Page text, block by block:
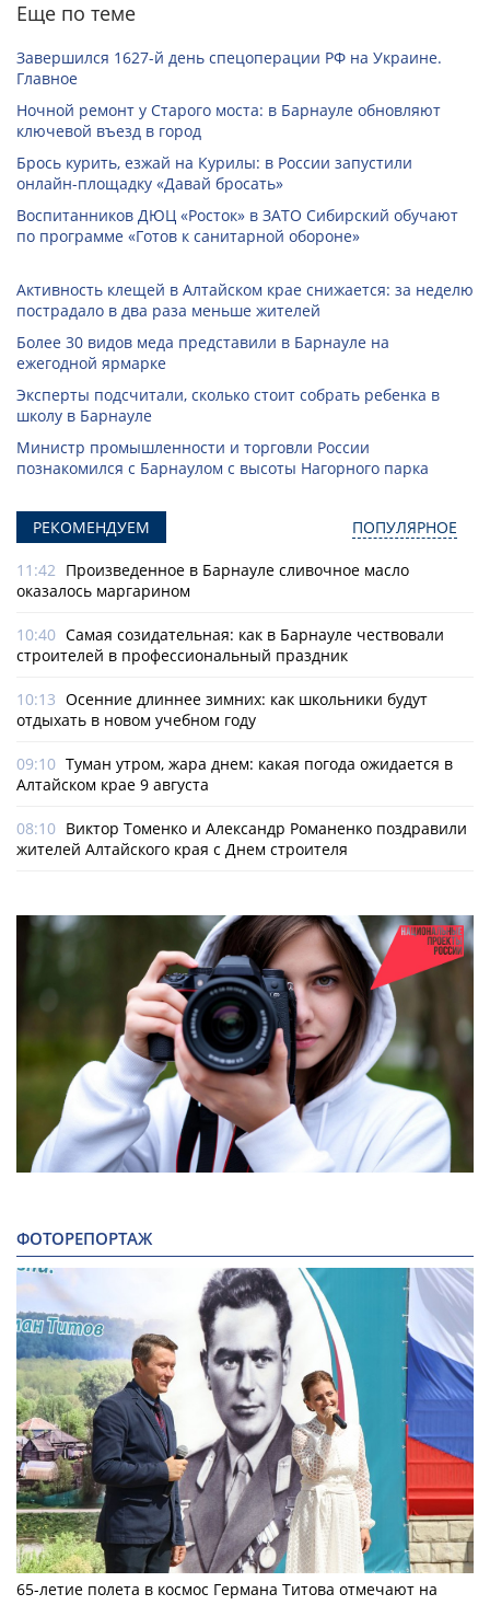
Еще по теме
Завершился 1627-й день спецоперации РФ на Украине.
Главное
Ночной ремонт у Старого моста: в Барнауле обновляют
ключевой въезд в город
Брось курить, езжай на Курилы: в России запустили
онлайн-­площадку «Давай бросать»
Воспитанников ДЮЦ «Росток» в ЗАТО Сибирский обучают
по программе «Готов к санитарной обороне»
Активность клещей в Алтайском крае снижается: за неделю
пострадало в два раза меньше жителей
Более 30 видов меда представили в Барнауле на
ежегодной ярмарке
Эксперты подсчитали, сколько стоит собрать ребенка в
школу в Барнауле
Министр промышленности и торговли России
познакомился с Барнаулом с высоты Нагорного парка
РЕКОМЕНДУЕМ ПОПУЛЯРНОЕ
11:42 Произведенное в Барнауле сливочное масло
оказалось маргарином
10:40 Самая созидательная: как в Барнауле чествовали
строителей в профессиональный праздник
10:13 Осенние длиннее зимних: как школьники будут
отдыхать в новом учебном году
09:10 Туман утром, жара днем: какая погода ожидается в
Алтайском крае 9 августа
08:10 Виктор Томенко и Александр Романенко поздравили
жителей Алтайского края с Днем строителя
ФОТОРЕПОРТАЖ
65-летие полета в космос Германа Титова отмечают на